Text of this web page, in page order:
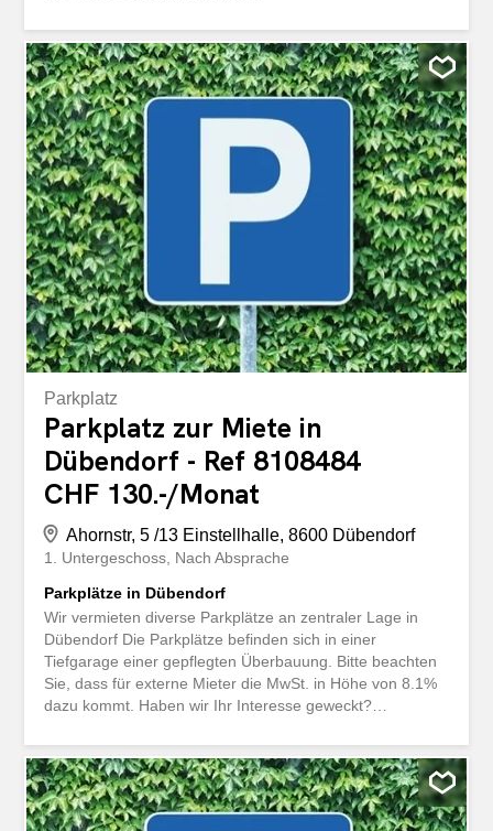
Parkplatz
Parkplatz zur Miete in
Dübendorf - Ref 8108484
CHF 130.-/Monat
Ahornstr, 5 /13 Einstellhalle, 8600 Dübendorf
1. Untergeschoss Nach Absprache
Parkplätze in Dübendorf
Wir vermieten diverse Parkplätze an zentraler Lage in
Dübendorf Die Parkplätze befinden sich in einer
Tiefgarage einer gepflegten Überbauung. Bitte beachten
Sie, dass für externe Mieter die MwSt. in Höhe von 8.1%
dazu kommt. Haben wir Ihr Interesse geweckt?